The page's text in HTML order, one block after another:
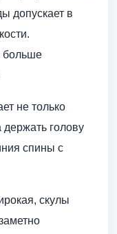
допускает в
больше
не только
держать голову
спины с
скулы